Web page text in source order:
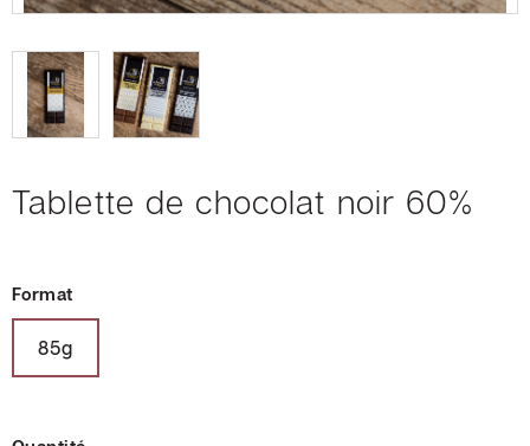
Tablette de chocolat noir 60%
Format
85g
Foodtruck
M.
Cornet
Cadeaux
corporatifs
dégustation
Collaborations